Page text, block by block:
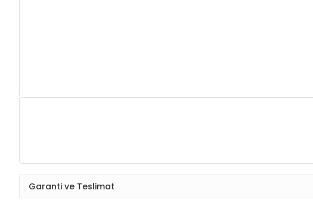
Garanti ve Teslimat